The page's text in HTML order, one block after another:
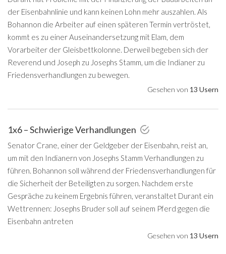
der Eisenbahnlinie und kann keinen Lohn mehr auszahlen. Als
Bohannon die Arbeiter auf einen späteren Termin vertröstet,
kommt es zu einer Auseinandersetzung mit Elam, dem
Vorarbeiter der Gleisbettkolonne. Derweil begeben sich der
Reverend und Joseph zu Josephs Stamm, um die Indianer zu
Friedensverhandlungen zu bewegen.
Gesehen von 13 Usern
1x6 – Schwierige Verhandlungen
Senator Crane, einer der Geldgeber der Eisenbahn, reist an,
um mit den Indianern von Josephs Stamm Verhandlungen zu
führen. Bohannon soll während der Friedensverhandlungen für
die Sicherheit der Beteiligten zu sorgen. Nachdem erste
Gespräche zu keinem Ergebnis führen, veranstaltet Durant ein
Wettrennen: Josephs Bruder soll auf seinem Pferd gegen die
Eisenbahn antreten
Gesehen von 13 Usern